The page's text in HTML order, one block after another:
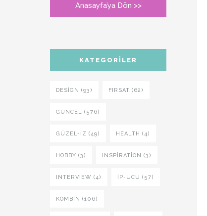
Anasayfa’ya Dön >>
KATEGORILER
DESIGN (93) FIRSAT (62)
GÜNCEL (576)
GÜZEL-IZ (49) HEALTH (4)
HOBBY (3) INSPIRATION (3)
INTERVIEW (4) İP-UCU (57)
KOMBIN (106)